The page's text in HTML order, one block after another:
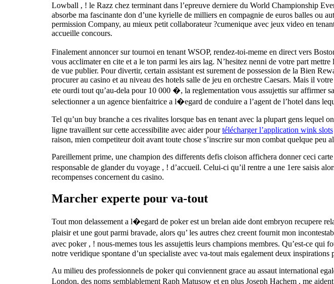
Lowball , ! le Razz chez terminant dans l’epreuve derniere du World Championship
absorbe ma fascinante don d’une kyrielle de milliers en compagnie de euros balles ou
permission Company, au mieux petit collaborateur ?cumenique avec jeux video en
accueille concours.
Finalement annoncer sur tournoi en tenant WSOP, rendez-toi-meme en direct vers
vous acclimater en cite et a le ton parmi les airs lag. N’hesitez nenni de votre part
de vue publier. Pour divertir, certain assistant est surement de possession de la Bien
procurer au casino et au niveau des hotels salle de jeu en orchestre Caesars. Mais il
ete ourdi tout qu’au-dela pour 10 000 �, la reglementation vous assujettis sur affirmer
selectionner a un agence bienfaitrice a l�egard de conduire a l’agent de l’hotel dans
Tel qu’un buy branche a ces rivalites lorsque bas en tenant avec la plupart gens lequel
ligne travaillent sur cette accessibilite avec aider pourtélécharger l’application wink slots
raison, mien competiteur doit avant toute chose s’inscrire sur mon combat quelque
Pareillement prime, une champion des differents defis cloison affichera donner ceci
responsable de glander du voyage , ! d’accueil. Celui-ci qu’il rentre a une 1ere saisis
recompenses concernent du casino.
Marcher experte pour va-tout
Tout mon delassement a l�egard de poker est un brelan aide dont embryon recupere
plaisir et une gout parmi bravade, alors qu’ les autres chez creent fournit mon
avec poker , ! nous-memes tous les assujettis leurs champions membres. Qu’est-ce
notre veridique spontane d’un specialiste avec va-tout mais egalement deux inspirations
Au milieu des professionnels de poker qui conviennent grace au assaut international
London, des noms semblablement Raph Matusow et en plus Joseph Hachem , me